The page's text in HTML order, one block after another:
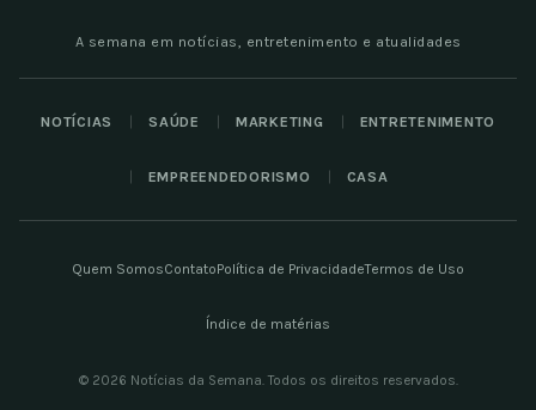
A semana em notícias, entretenimento e atualidades
NOTÍCIAS SAÚDE MARKETING ENTRETENIMENTO
EMPREENDEDORISMO CASA
Quem SomosContatoPolítica de PrivacidadeTermos de Uso
Índice de matérias
© 2026 Notícias da Semana. Todos os direitos reservados.